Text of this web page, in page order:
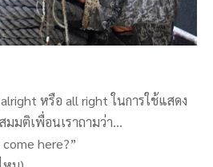
หรือ all right ในการใช้แสดง
มมติเพื่อนเราถามว่า…
here?”